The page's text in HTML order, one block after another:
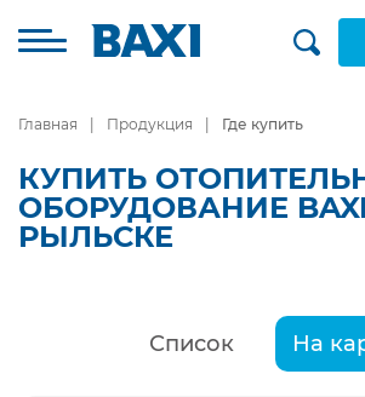
Главная Продукция Где купить
КУПИТЬ
ОБОРУДОВАНИЕ
РЫЛЬСКЕ
Список На